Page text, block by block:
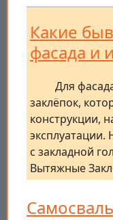
Какие
фасада и
Для
заклёпок,
конструкции,
с закладной
Вытяжные